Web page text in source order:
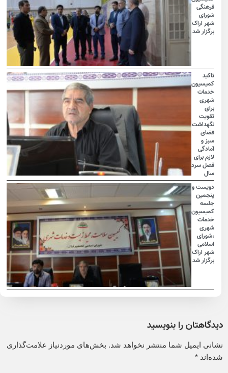
فرهنگی
شورای
شهر اراک
برگزار شد
تاکید
کمیسیون
خدمات
شهری
برای
تقویت
نگهداشت
فضای
سبز و
آمادگی
لازم برای
فصل سرد
سال
دویست و
پنجمین
جلسه
کمیسیون
خدمات
شهری
،شورای
اسلامی
شهر اراک
برگزار شد
دیدگاهتان را بنویسید
نشانی ایمیل شما منتشر نخواهد شد. بخش‌های موردنیاز علامت‌گذاری
شده‌اند*